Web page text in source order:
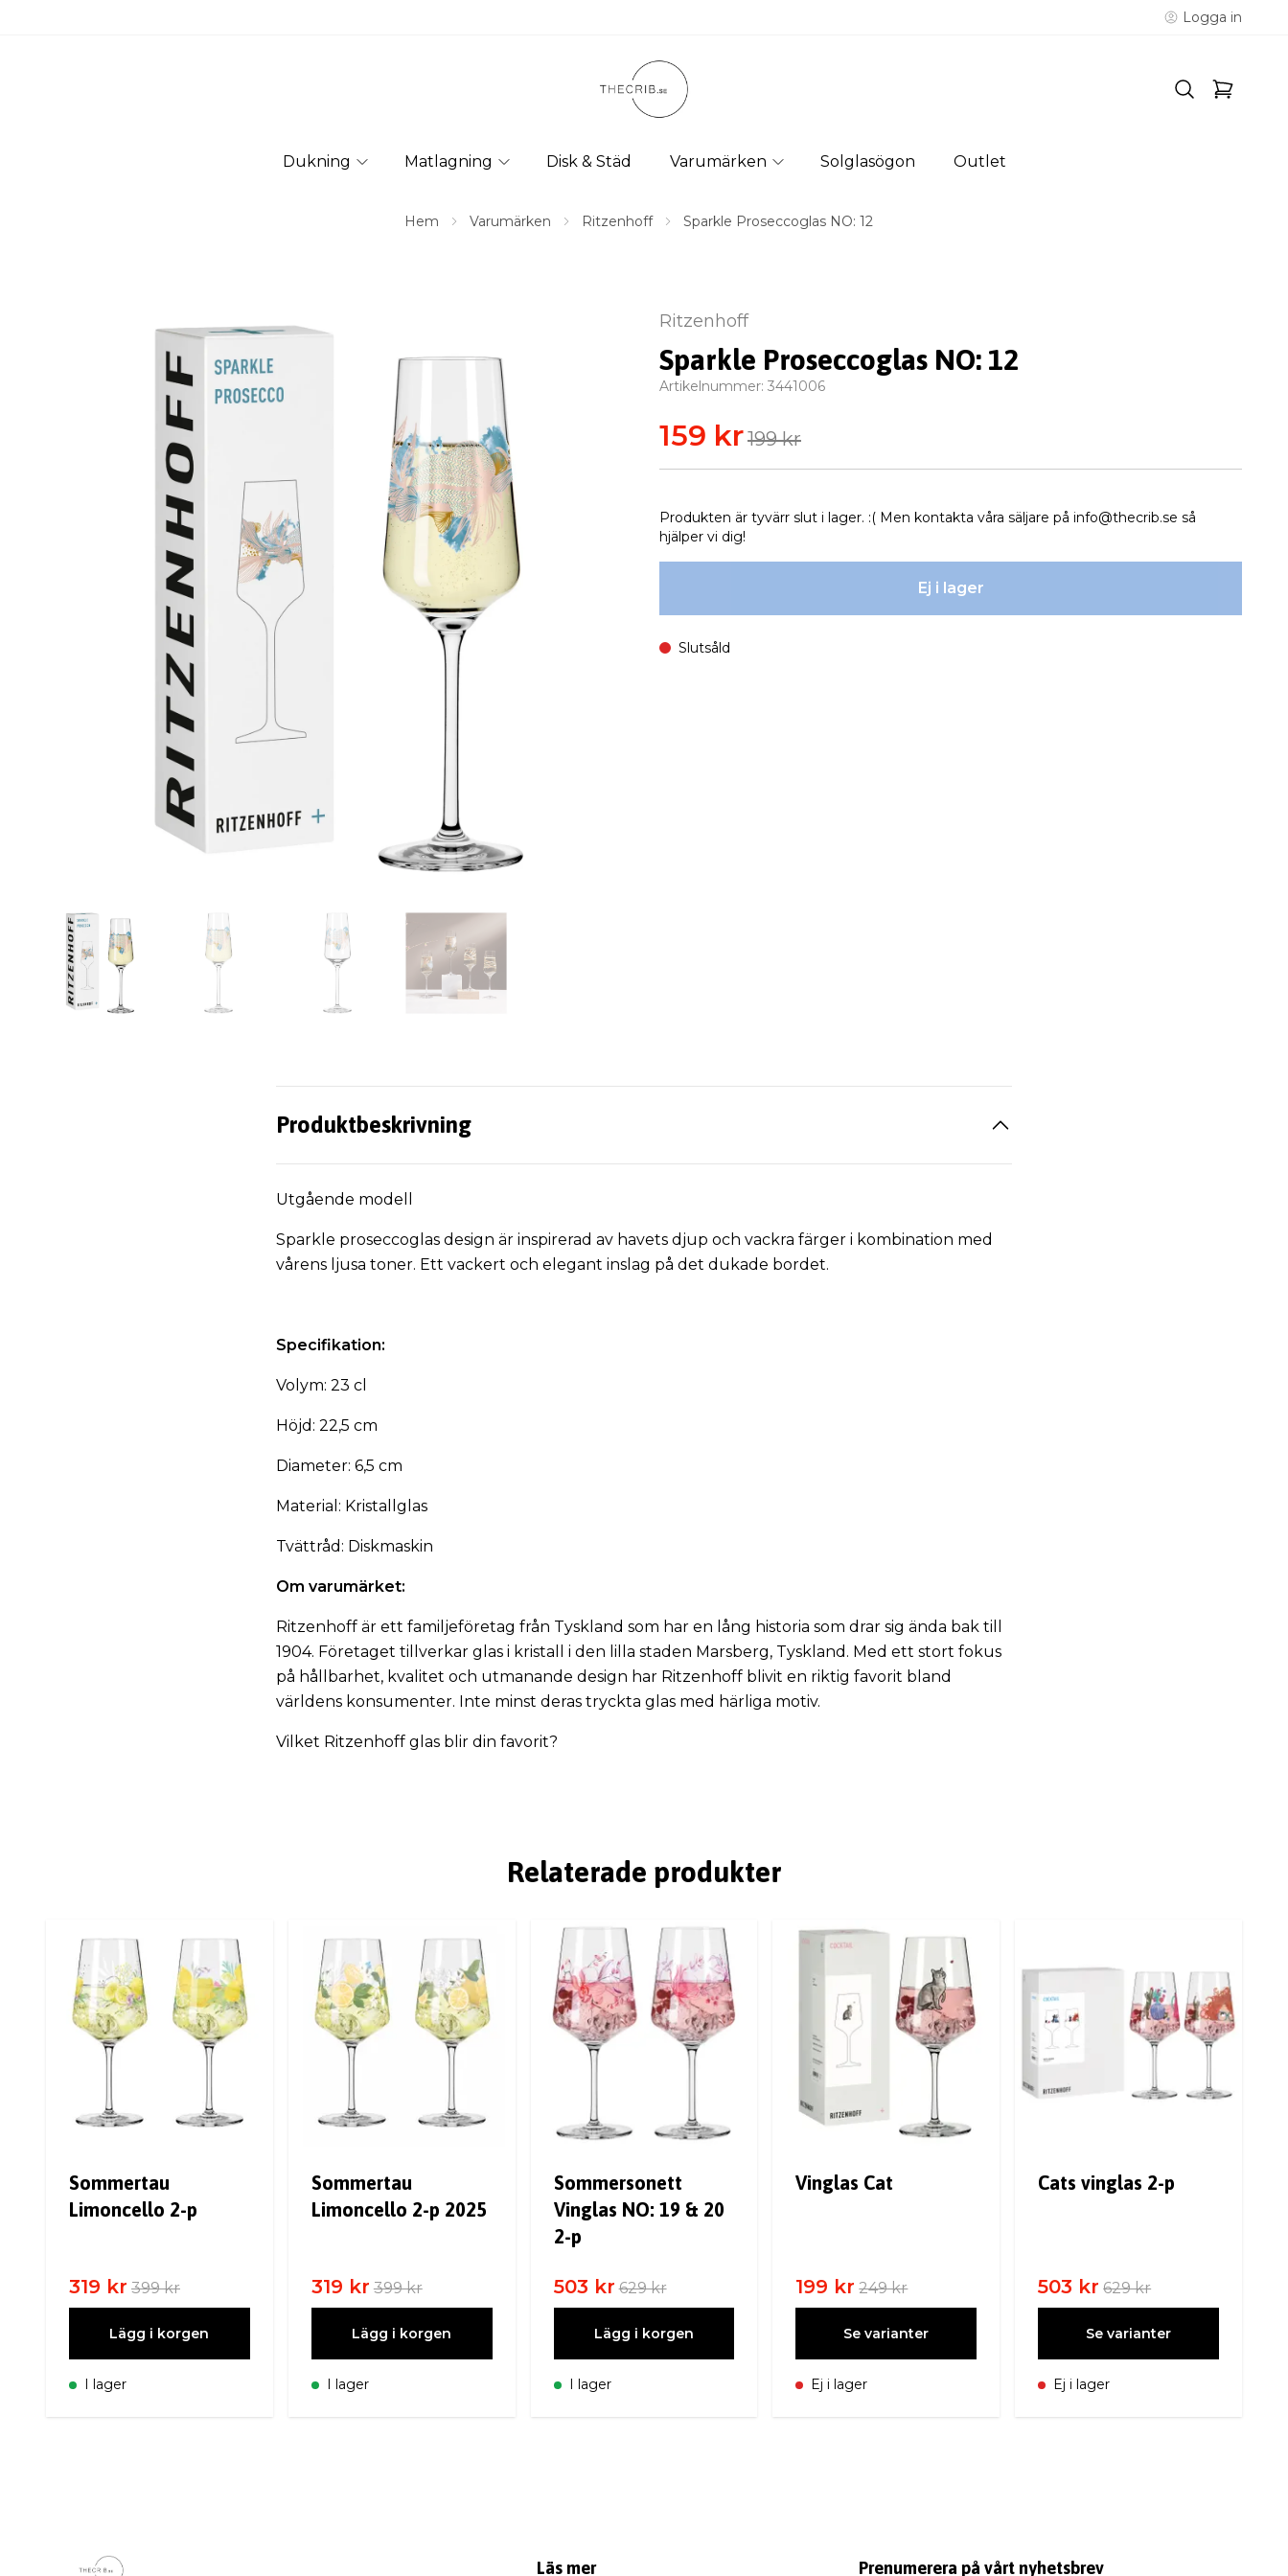
Logga in
Dukning Matlagning Disk & Städ Varumärken Solglasögon Outlet
Hem Varumärken Ritzenhoff Sparkle Proseccoglas NO: 12
Ritzenhoff
Sparkle Proseccoglas NO: 12
Artikelnummer: 3441006
159 kr199 kr
Produkten är tyvärr slut i lager. :( Men kontakta våra säljare på info@thecrib.se så
hjälper vi dig!
Ej i lager
Slutsåld
Produktbeskrivning
Utgående modell
Sparkle proseccoglas design är inspirerad av havets djup och vackra färger i kombination med
vårens ljusa toner. Ett vackert och elegant inslag på det dukade bordet.
Specifikation:
Volym: 23 cl
Höjd: 22,5 cm
Diameter: 6,5 cm
Material: Kristallglas
Tvättråd: Diskmaskin
Om varumärket:
Ritzenhoff är ett familjeföretag från Tyskland som har en lång historia som drar sig ända bak till
1904. Företaget tillverkar glas i kristall i den lilla staden Marsberg, Tyskland. Med ett stort fokus
på hållbarhet, kvalitet och utmanande design har Ritzenhoff blivit en riktig favorit bland
världens konsumenter. Inte minst deras tryckta glas med härliga motiv.
Vilket Ritzenhoff glas blir din favorit?
Relaterade produkter
Sommertau
Limoncello 2-p
319 kr 399 kr
Lägg i korgen
I lager
Sommertau
Limoncello 2-p 2025
319 kr 399 kr
Lägg i korgen
I lager
Sommersonett
Vinglas NO: 19 & 20
2-p
503 kr 629 kr
Lägg i korgen
I lager
Vinglas Cat
199 kr 249 kr
Se varianter
Ej i lager
Cats vinglas 2-p
503 kr 629 kr
Se varianter
Ej i lager
Läs mer Prenumerera på vårt nyhetsbrev